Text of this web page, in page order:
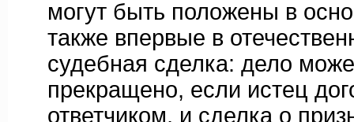
могут быть положены в
также впервые в
судебная сделка: дело
прекращено, если истец
ответчиком, и сделка о